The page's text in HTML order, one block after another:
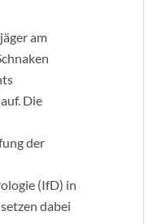
am
Die
der
(IfD) in
dabei